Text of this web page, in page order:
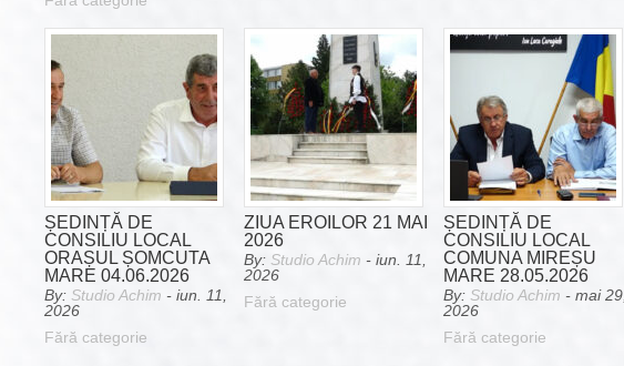
ȘEDINȚĂ DE
CONSILIU LOCAL
ORAȘUL ȘOMCUTA
MARE 04.06.2026
By: Studio Achim - iun. 11,
2026
Fără categorie
ZIUA EROILOR 21 MAI
2026
By: Studio Achim - iun. 11,
2026
Fără categorie
ȘEDINȚĂ DE
CONSILIU LOCAL
COMUNA MIREȘU
MARE 28.05.2026
By: Studio Achim - mai 29,
2026
Fără categorie